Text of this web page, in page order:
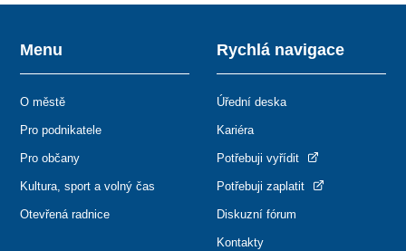
Menu
O městě
Pro podnikatele
Pro občany
Kultura, sport a volný čas
Otevřená radnice
Rychlá navigace
Úřední deska
Kariéra
Potřebuji vyřídit
Potřebuji zaplatit
Diskuzní fórum
Kontakty